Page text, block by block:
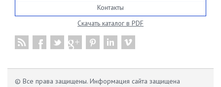
Контакты
Скачать каталог в PDF
© Все права защищены. Информация сайта защищена